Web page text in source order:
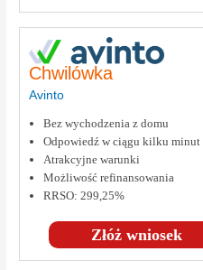
Chwilówka
Avinto
Złóż wniosek
Bez wychodzenia z domu
Odpowiedź w ciągu kilku minut
Atrakcyjne warunki
Możliwość refinansowania
RRSO: 299,25%